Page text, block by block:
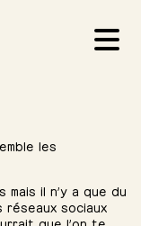
les
il n’y a que du
réseaux sociaux
que l’on te